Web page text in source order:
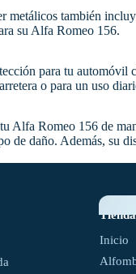
metálicos también
su Alfa Romeo 156.
para tu automóvil
o para un uso
Alfa Romeo 156 de
de daño. Además, su
Tienda
Inicio